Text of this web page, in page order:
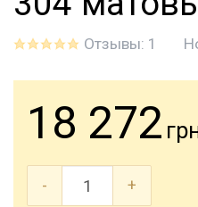
Отзывы: 1
18 272
- +